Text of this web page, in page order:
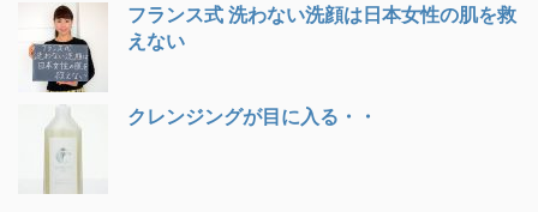
フランス式 洗わない洗顔は日本女性の肌を救
えない
クレンジングが目に入る・・